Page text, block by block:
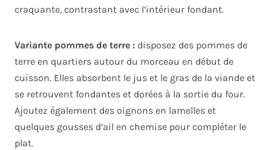
craquante, contrastant avec l’intérieur fondant.
Variante pommes de terre : disposez des pommes de
terre en quartiers autour du morceau en début de
cuisson. Elles absorbent le jus et le gras de la viande et
se retrouvent fondantes et dorées à la sortie du four.
Ajoutez également des oignons en lamelles et
quelques gousses d’ail en chemise pour compléter le
plat.